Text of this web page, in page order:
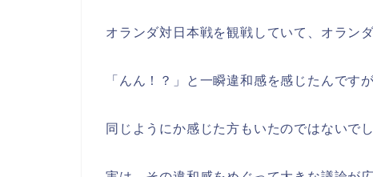
オランダ対日本戦を観戦していて、オラン
「んん！？」と一瞬違和感を感じたんですが
同じようにか感じた方もいたのではないで